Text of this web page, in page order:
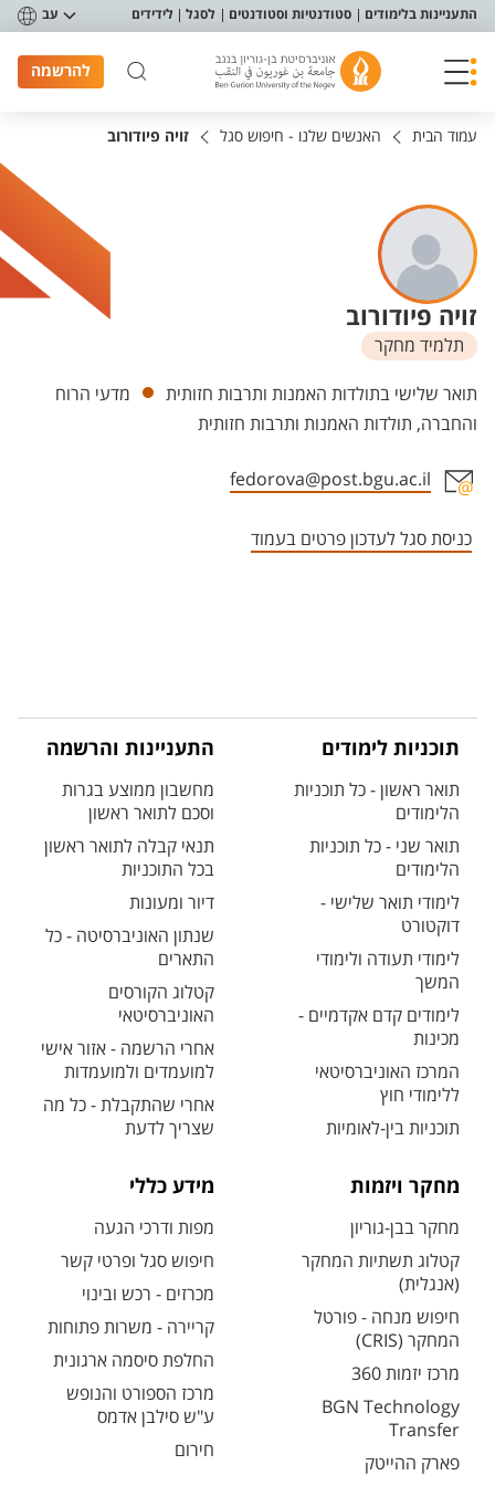
תפריט נגישות
התעניינות בלימודים סטודנטיות וסטודנטים לסגל לידידים עב
להרשמה
עמוד הבית האנשים שלנו - חיפוש סגל זויה פיודורוב
זויה פיודורוב
תלמיד מחקר
יחידות
תואר שלישי בתולדות האמנות ותרבות חזותית
מדעי הרוח
והחברה, תולדות האמנות ותרבות חזותית
fedorova@post.bgu.ac.il
כניסת סגל לעדכון פרטים בעמוד
תוכניות לימודים
תואר ראשון - כל תוכניות
הלימודים
תואר שני - כל תוכניות
הלימודים
לימודי תואר שלישי -
דוקטורט
לימודי תעודה ולימודי
המשך
לימודים קדם אקדמיים -
מכינות
המרכז האוניברסיטאי
ללימודי חוץ
תוכניות בין-לאומיות
התעניינות והרשמה
מחשבון ממוצע בגרות
וסכם לתואר ראשון
תנאי קבלה לתואר ראשון
בכל התוכניות
דיור ומעונות
שנתון האוניברסיטה - כל
התארים
קטלוג הקורסים
האוניברסיטאי
אחרי הרשמה - אזור אישי
למועמדים ולמועמדות
אחרי שהתקבלת - כל מה
שצריך לדעת
מחקר ויזמות
מחקר בבן-גוריון
קטלוג תשתיות המחקר
(אנגלית)
חיפוש מנחה - פורטל
המחקר (CRIS)
מרכז יזמות 360
BGN Technology
Transfer
פארק ההייטק
מידע כללי
מפות ודרכי הגעה
חיפוש סגל ופרטי קשר
מכרזים - רכש ובינוי
קריירה - משרות פתוחות
החלפת סיסמה ארגונית
מרכז הספורט והנופש
ע"ש סילבן אדמס
חירום